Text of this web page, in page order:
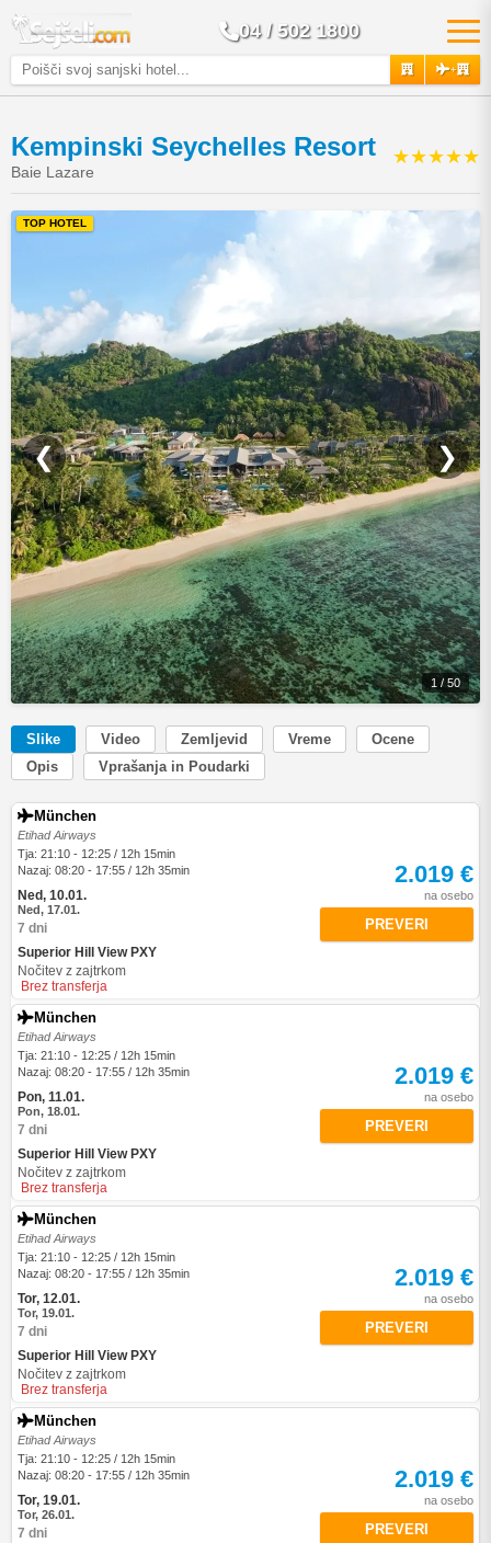
04 / 502 1800
+
Kempinski Seychelles Resort
Baie Lazare
★★★★★
❮ ❯
1 / 50
TOP HOTEL
Slike Video Zemljevid Vreme
Ocene
Opis
Vprašanja in Poudarki
München
Etihad Airways
Tja: 21:10 - 12:25 / 12h 15min
Nazaj: 08:20 - 17:55 / 12h 35min
Ned, 10.01.
Ned, 17.01.
7 dni
Superior Hill View PXY
Nočitev z zajtrkom
Brez transferja
2.019 €
na osebo
PREVERI
München
Etihad Airways
Tja: 21:10 - 12:25 / 12h 15min
Nazaj: 08:20 - 17:55 / 12h 35min
Pon, 11.01.
Pon, 18.01.
7 dni
Superior Hill View PXY
Nočitev z zajtrkom
Brez transferja
2.019 €
na osebo
PREVERI
München
Etihad Airways
Tja: 21:10 - 12:25 / 12h 15min
Nazaj: 08:20 - 17:55 / 12h 35min
Tor, 12.01.
Tor, 19.01.
7 dni
Superior Hill View PXY
Nočitev z zajtrkom
Brez transferja
2.019 €
na osebo
PREVERI
München
Etihad Airways
Tja: 21:10 - 12:25 / 12h 15min
Nazaj: 08:20 - 17:55 / 12h 35min
Tor, 19.01.
Tor, 26.01.
7 dni
2.019 €
na osebo
PREVERI